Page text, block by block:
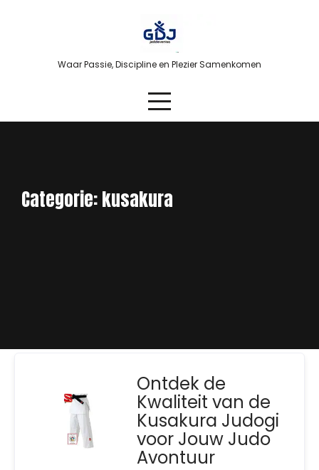
Waar Passie, Discipline en Plezier Samenkomen
Categorie:kusakura
Ontdek de
Kwaliteit van de
Kusakura Judogi
voor Jouw Judo
Avontuur